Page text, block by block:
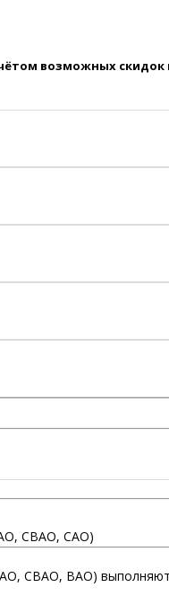
возможных
СВАО, САО)
СВАО, ВАО)